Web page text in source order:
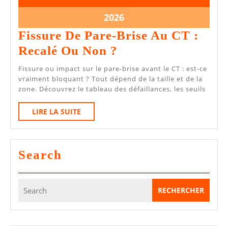
2026
202623
mai
Fissure De Pare-Brise Au CT :
Recalé Ou Non ?
De
Pare-
Brise
CT
:
Ou
Fissure ou impact sur le pare-brise avant le CT : est-ce
vraiment bloquant ? Tout dépend de la taille et de la
zone. Découvrez le tableau des défaillances, les seuils
LIRE LA SUITE
LA
SUITE
Search
for: